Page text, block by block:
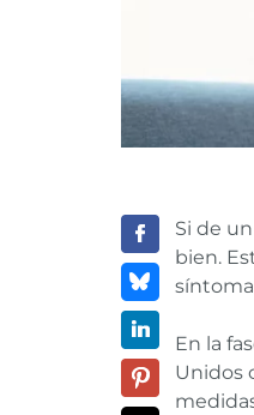
Si de
bien.
En la
Unidos